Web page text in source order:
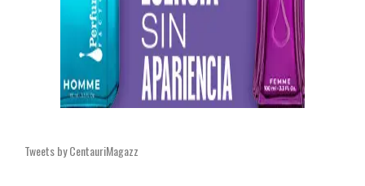
Tweets by CentauriMagazz